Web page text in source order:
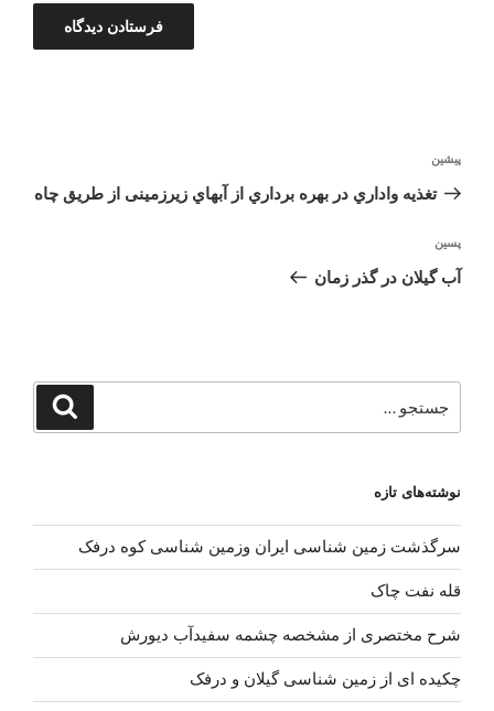
نوشته
قبلی
پیشین
تغذیه واداري در بهره برداري از آبهاي زیرزمینی از طریق چاه
نوشته‌ٔ
بعدی
پسین
آب گیلان در گذر زمان
برای
جستجو
نوشته‌های تازه
سرگذشت زمین شناسی ایران وزمین شناسی کوه درفک
قله نفت چاک
شرح مختصری از مشخصه چشمه سفیدآب دیورش
چکیده ای از زمین شناسی گیلان و درفک